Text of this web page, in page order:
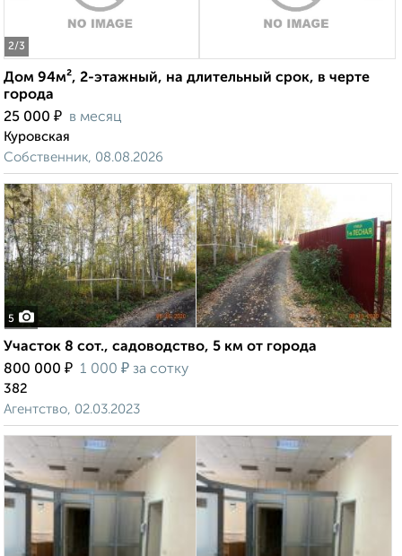
2/3
Дом 94м², 2-этажный, на длительный срок, в черте
города
25 000 ₽ в месяц
Куровская
Собственник, 08.08.2026
5
Участок 8 сот., садоводство, 5 км от города
800 000 ₽ 1 000 ₽ за сотку
382
Агентство, 02.03.2023